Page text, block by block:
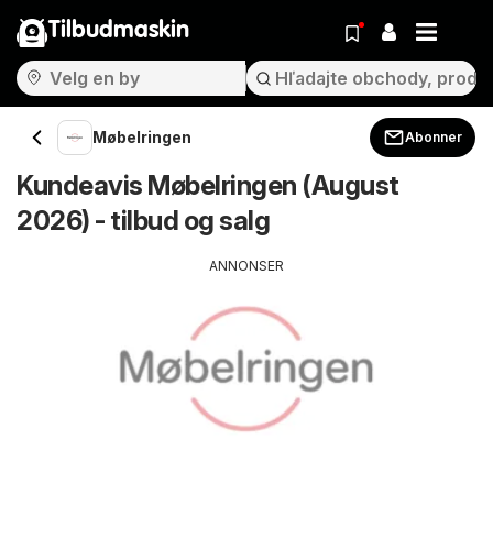
Tilbudmaskin
Møbelringen Abonner
Kundeavis Møbelringen (August
2026) - tilbud og salg
ANNONSER